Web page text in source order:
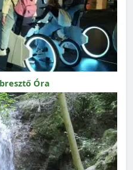
Óra